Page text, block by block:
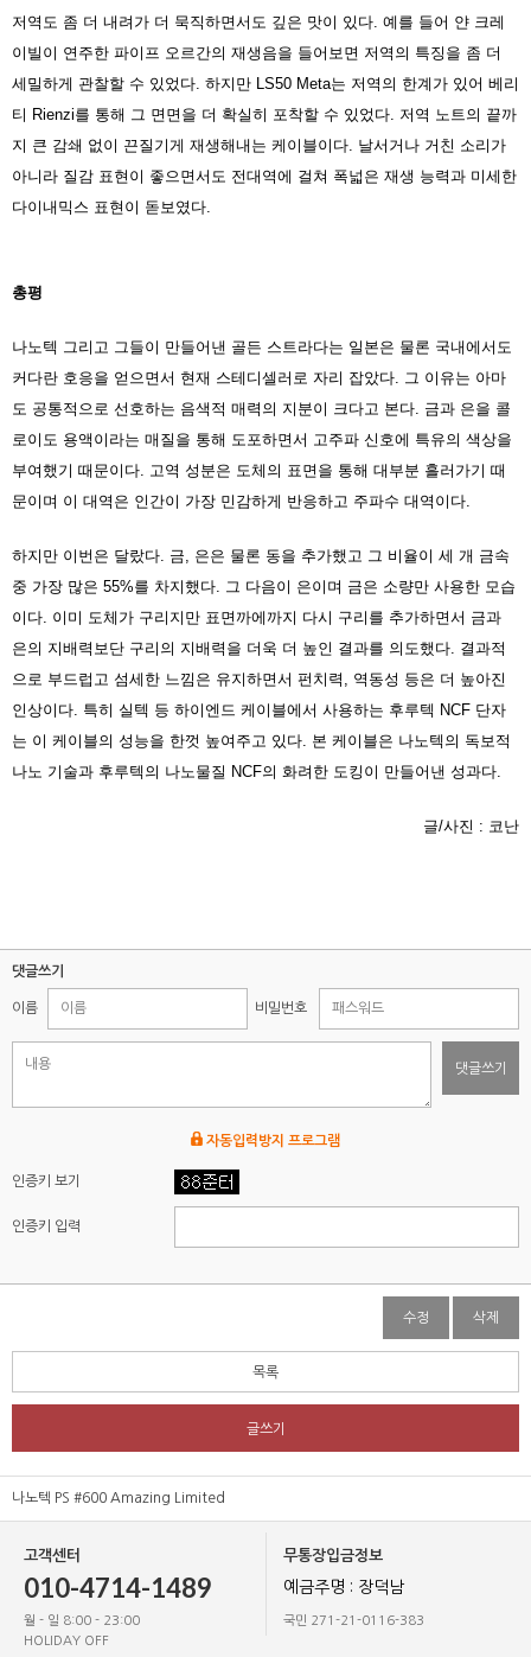
저역도 좀 더 내려가 더 묵직하면서도 깊은 맛이 있다. 예를 들어 얀 크레
이빌이 연주한 파이프 오르간의 재생음을 들어보면 저역의 특징을 좀 더
세밀하게 관찰할 수 있었다. 하지만 LS50 Meta는 저역의 한계가 있어 베리
티 Rienzi를 통해 그 면면을 더 확실히 포착할 수 있었다. 저역 노트의 끝까
지 큰 감쇄 없이 끈질기게 재생해내는 케이블이다. 날서거나 거친 소리가
아니라 질감 표현이 좋으면서도 전대역에 걸쳐 폭넓은 재생 능력과 미세한
다이내믹스 표현이 돋보였다.
총평
나노텍 그리고 그들이 만들어낸 골든 스트라다는 일본은 물론 국내에서도
커다란 호응을 얻으면서 현재 스테디셀러로 자리 잡았다. 그 이유는 아마
도 공통적으로 선호하는 음색적 매력의 지분이 크다고 본다. 금과 은을 콜
로이도 용액이라는 매질을 통해 도포하면서 고주파 신호에 특유의 색상을
부여했기 때문이다. 고역 성분은 도체의 표면을 통해 대부분 흘러가기 때
문이며 이 대역은 인간이 가장 민감하게 반응하고 주파수 대역이다.
하지만 이번은 달랐다. 금, 은은 물론 동을 추가했고 그 비율이 세 개 금속
중 가장 많은 55%를 차지했다. 그 다음이 은이며 금은 소량만 사용한 모습
이다. 이미 도체가 구리지만 표면까에까지 다시 구리를 추가하면서 금과
은의 지배력보단 구리의 지배력을 더욱 더 높인 결과를 의도했다. 결과적
으로 부드럽고 섬세한 느낌은 유지하면서 펀치력, 역동성 등은 더 높아진
인상이다. 특히 실텍 등 하이엔드 케이블에서 사용하는 후루텍 NCF 단자
는 이 케이블의 성능을 한껏 높여주고 있다. 본 케이블은 나노텍의 독보적
나노 기술과 후루텍의 나노물질 NCF의 화려한 도킹이 만들어낸 성과다.
글/사진 : 코난
댓글쓰기
이름 비밀번호
댓글쓰기
자동입력방지 프로그램
인증키 보기
인증키 입력
수정 삭제
목록
글쓰기
나노텍 PS #600 Amazing Limited
고객센터
010-4714-1489
월 - 일 8:00 - 23:00
HOLIDAY OFF
무통장입금정보
예금주명 : 장덕남
국민 271-21-0116-383